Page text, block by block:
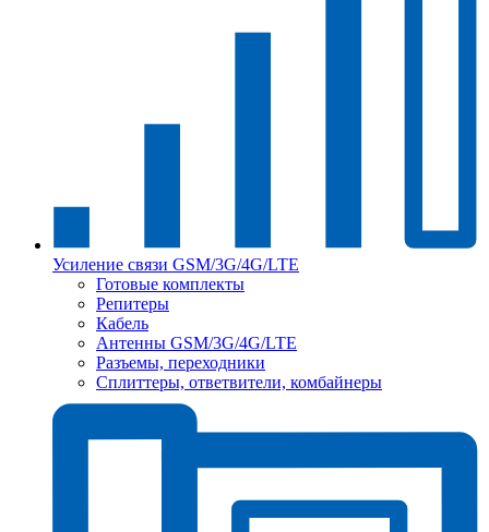
Усиление связи GSM/3G/4G/LTE
Готовые комплекты
Репитеры
Кабель
Антенны GSM/3G/4G/LTE
Разъемы, переходники
Сплиттеры, ответвители, комбайнеры